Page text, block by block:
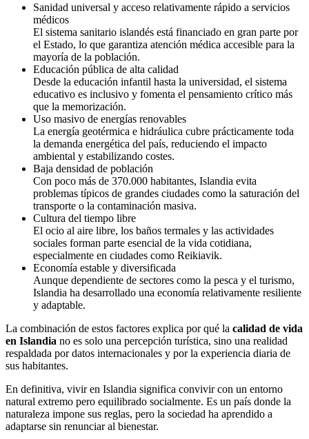
Sanidad universal y acceso relativamente rápido a servicios
médicos
El sistema sanitario islandés está financiado en gran parte por
el Estado, lo que garantiza atención médica accesible para la
mayoría de la población.
Educación pública de alta calidad
Desde la educación infantil hasta la universidad, el sistema
educativo es inclusivo y fomenta el pensamiento crítico más
que la memorización.
Uso masivo de energías renovables
La energía geotérmica e hidráulica cubre prácticamente toda
la demanda energética del país, reduciendo el impacto
ambiental y estabilizando costes.
Baja densidad de población
Con poco más de 370.000 habitantes, Islandia evita
problemas típicos de grandes ciudades como la saturación del
transporte o la contaminación masiva.
Cultura del tiempo libre
El ocio al aire libre, los baños termales y las actividades
sociales forman parte esencial de la vida cotidiana,
especialmente en ciudades como Reikiavik.
Economía estable y diversificada
Aunque dependiente de sectores como la pesca y el turismo,
Islandia ha desarrollado una economía relativamente resiliente
y adaptable.
La combinación de estos factores explica por qué la calidad de vida
en Islandia no es solo una percepción turística, sino una realidad
respaldada por datos internacionales y por la experiencia diaria de
sus habitantes.
En definitiva, vivir en Islandia significa convivir con un entorno
natural extremo pero equilibrado socialmente. Es un país donde la
naturaleza impone sus reglas, pero la sociedad ha aprendido a
adaptarse sin renunciar al bienestar.